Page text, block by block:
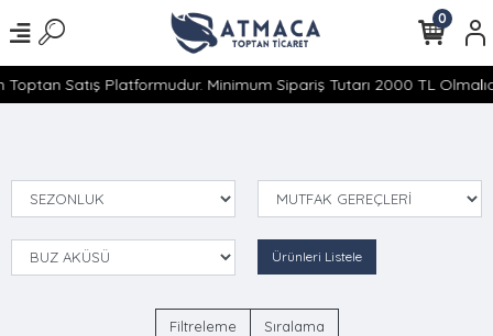
Satış Platformudur. Minimum Sipariş Tutarı 2000 TL
0
Ürünleri Listele
Filtreleme Sıralama